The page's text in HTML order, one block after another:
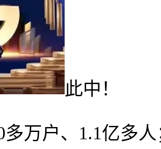
此中！
户、1.1亿多